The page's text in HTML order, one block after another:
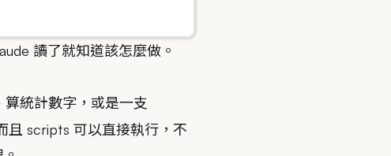
讀了就知道該怎麼做。
算統計數字，或是一支
且 scripts 可以直接執行，不